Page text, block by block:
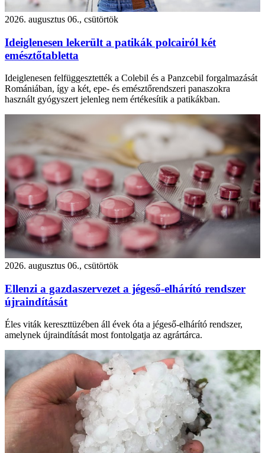
2026. augusztus 06., csütörtök
Ideiglenesen lekerült a patikák polcairól két
emésztőtabletta
Ideiglenesen felfüggesztették a Colebil és a Panzcebil forgalmazását
Romániában, így a két, epe- és emésztőrendszeri panaszokra
használt gyógyszert jelenleg nem értékesítik a patikákban.
2026. augusztus 06., csütörtök
Ellenzi a gazdaszervezet a jégeső-elhárító rendszer
újraindítását
Éles viták kereszttüzében áll évek óta a jégeső-elhárító rendszer,
amelynek újraindítását most fontolgatja az agrártárca.